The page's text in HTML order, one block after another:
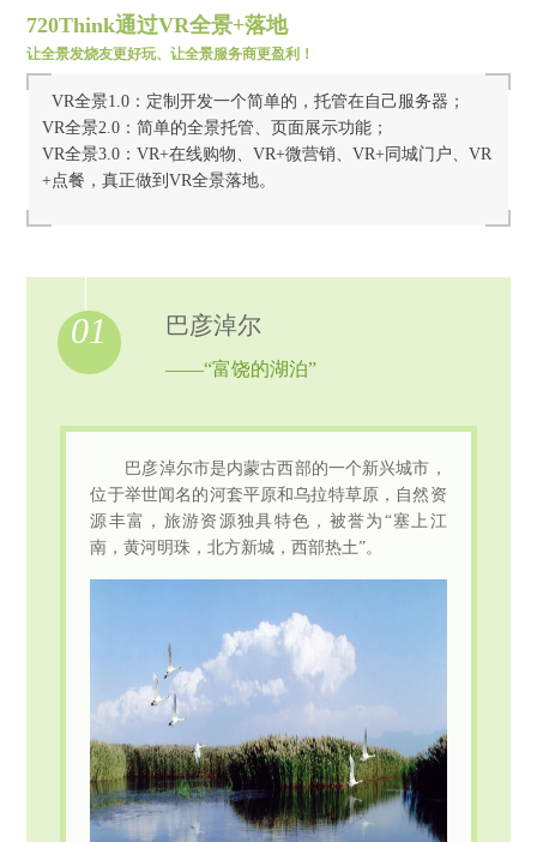
720Think通过VR全景+落地
让全景发烧友更好玩、让全景服务商更盈利！
VR全景1.0：定制开发一个简单的，托管在自己服务器；
VR全景2.0：简单的全景托管、页面展示功能；
VR全景3.0：VR+在线购物、VR+微营销、VR+同城门户、VR
+点餐，真正做到VR全景落地。
01 巴彦淖尔
——“富饶的湖泊”
巴彦淖尔市是内蒙古西部的一个新兴城市，
位于举世闻名的河套平原和乌拉特草原，自然资
源丰富，旅游资源独具特色，被誉为“塞上江
南，黄河明珠，北方新城，西部热土”。